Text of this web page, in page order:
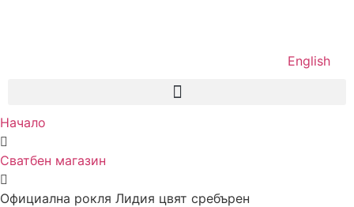
English
Начало
Сватбен магазин
Официална рокля Лидия цвят сребърен